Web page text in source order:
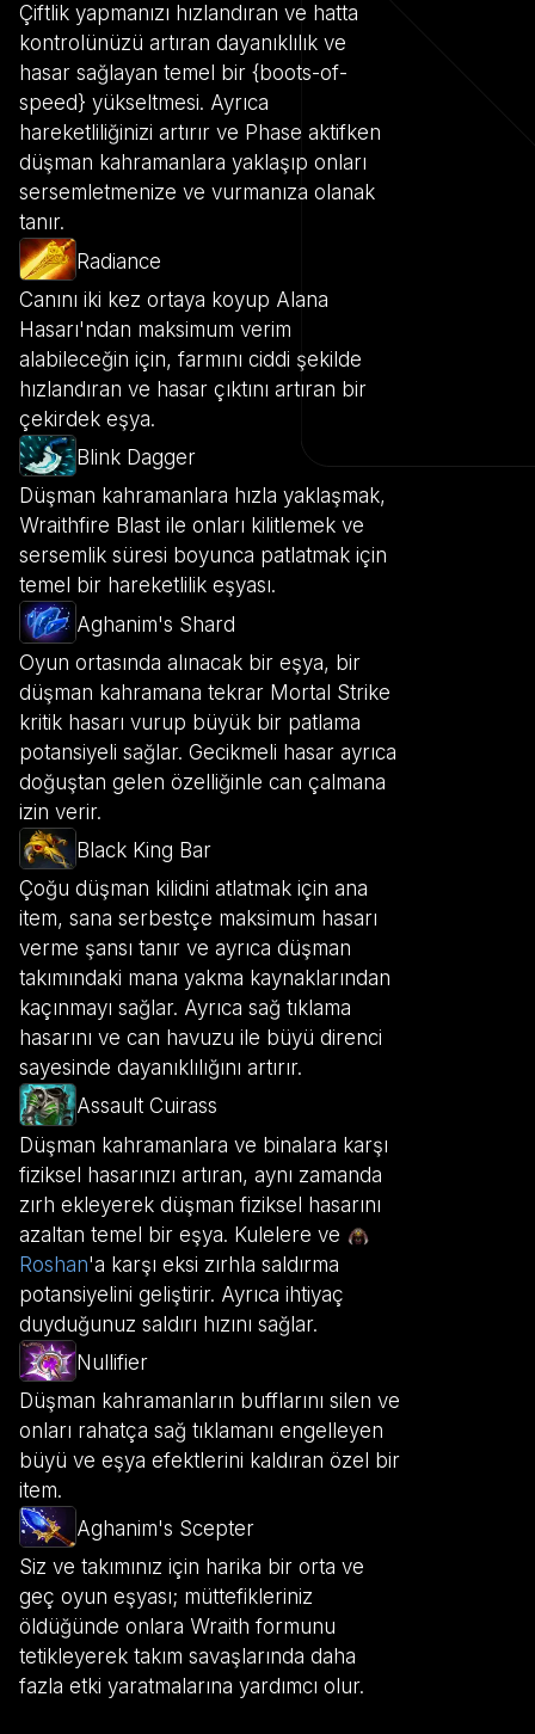
Çiftlik yapmanızı hızlandıran ve hatta
kontrolünüzü artıran dayanıklılık ve
hasar sağlayan temel bir {boots-of-
speed} yükseltmesi. Ayrıca
hareketliliğinizi artırır ve Phase aktifken
düşman kahramanlara yaklaşıp onları
sersemletmenize ve vurmanıza olanak
tanır.
Radiance
Canını iki kez ortaya koyup Alana
Hasarı'ndan maksimum verim
alabileceğin için, farmını ciddi şekilde
hızlandıran ve hasar çıktını artıran bir
çekirdek eşya.
Blink Dagger
Düşman kahramanlara hızla yaklaşmak,
Wraithfire Blast ile onları kilitlemek ve
sersemlik süresi boyunca patlatmak için
temel bir hareketlilik eşyası.
Aghanim's Shard
Oyun ortasında alınacak bir eşya, bir
düşman kahramana tekrar Mortal Strike
kritik hasarı vurup büyük bir patlama
potansiyeli sağlar. Gecikmeli hasar ayrıca
doğuştan gelen özelliğinle can çalmana
izin verir.
Black King Bar
Çoğu düşman kilidini atlatmak için ana
item, sana serbestçe maksimum hasarı
verme şansı tanır ve ayrıca düşman
takımındaki mana yakma kaynaklarından
kaçınmayı sağlar. Ayrıca sağ tıklama
hasarını ve can havuzu ile büyü direnci
sayesinde dayanıklılığını artırır.
Assault Cuirass
Düşman kahramanlara ve binalara karşı
fiziksel hasarınızı artıran, aynı zamanda
zırh ekleyerek düşman fiziksel hasarını
azaltan temel bir eşya. Kulelere ve
Roshan'a karşı eksi zırhla saldırma
potansiyelini geliştirir. Ayrıca ihtiyaç
duyduğunuz saldırı hızını sağlar.
Nullifier
Düşman kahramanların bufflarını silen ve
onları rahatça sağ tıklamanı engelleyen
büyü ve eşya efektlerini kaldıran özel bir
item.
Aghanim's Scepter
Siz ve takımınız için harika bir orta ve
geç oyun eşyası; müttefikleriniz
öldüğünde onlara Wraith formunu
tetikleyerek takım savaşlarında daha
fazla etki yaratmalarına yardımcı olur.